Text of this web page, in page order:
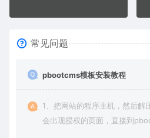
常见问题
pbootcms模板安装教程
1、把网站的程序主机，然后解
会出现授权的页面，直接到